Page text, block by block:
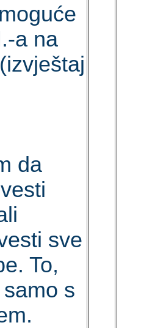
a na
da
sve
To,
s